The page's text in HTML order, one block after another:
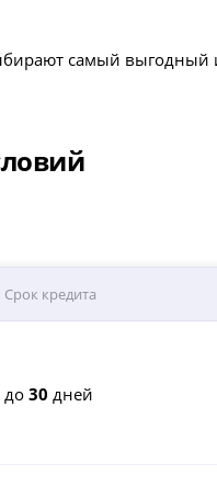
самый выгодный
Срок кредита
до30 дней